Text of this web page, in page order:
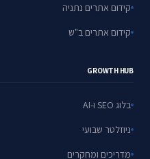
קידום אתרים נתניה
קידום אתרים ב"ש
GROWTH HUB
בלוג SEO ו-AI
ניוזלטר שבועי
מדריכים ומחקרים